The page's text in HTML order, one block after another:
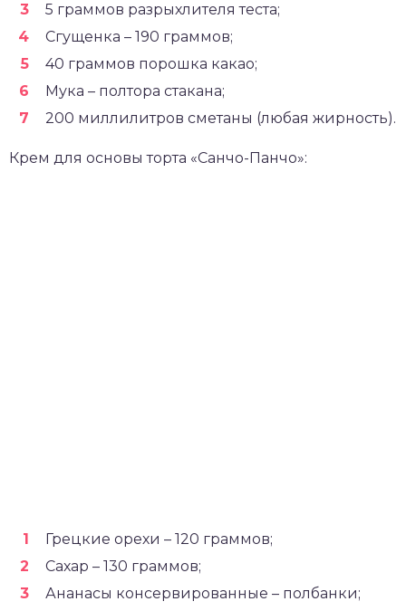
5 граммов разрыхлителя теста;
Сгущенка – 190 граммов;
40 граммов порошка какао;
Мука – полтора стакана;
200 миллилитров сметаны (любая жирность).
Крем для основы торта «Санчо-Панчо»:
Грецкие орехи – 120 граммов;
Сахар – 130 граммов;
Ананасы консервированные – полбанки;